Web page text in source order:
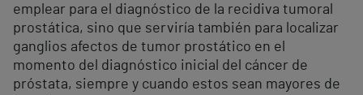
emplear para el diagnóstico de la recidiva tumoral
prostática, sino que serviría también para localizar
ganglios afectos de tumor prostático en el
momento del diagnóstico inicial del cáncer de
próstata, siempre y cuando estos sean mayores de